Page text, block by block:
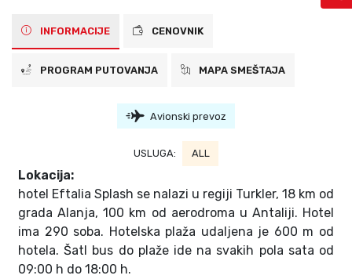
INFORMACIJE CENOVNIK
PROGRAM PUTOVANJA MAPA SMEŠTAJA
Avionski prevoz
USLUGA: ALL
Lokacija:
hotel Eftalia Splash se nalazi u regiji Turkler, 18 km od
grada Alanja, 100 km od aerodroma u Antaliji. Hotel
ima 290 soba. Hotelska plaža udaljena je 600 m od
hotela. Šatl bus do plaže ide na svakih pola sata od
09:00 h do 18:00 h.